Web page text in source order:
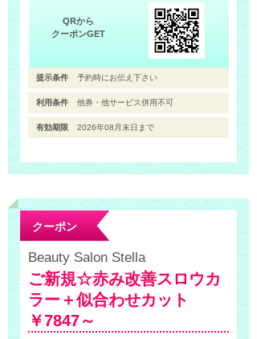
QRから
クーポンGET
提示条件 予約時にお伝え下さい
利用条件 他券・他サービス併用不可
有効期限 2026年08月末日まで
クーポン
Beauty Salon Stella
ご新規☆赤み改善スロウカ
ラー＋似合わせカット
￥7847～